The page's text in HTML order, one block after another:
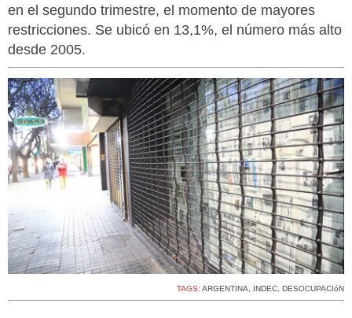
en el segundo trimestre, el momento de mayores
restricciones. Se ubicó en 13,1%, el número más alto
desde 2005.
TAGS: ARGENTINA, INDEC, DESOCUPACIóN